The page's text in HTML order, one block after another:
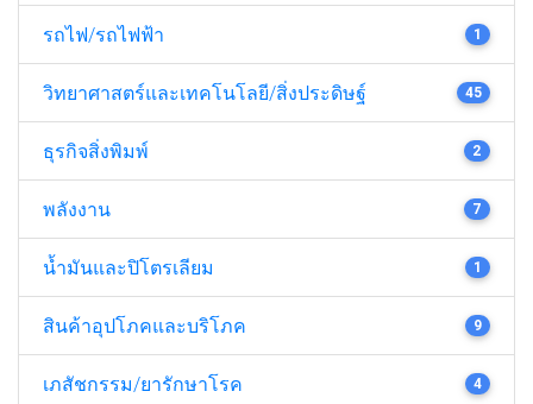
รถไฟ/รถไฟฟ้า 1
วิทยาศาสตร์และเทคโนโลยี/สิ่งประดิษฐ์ 45
ธุรกิจสิ่งพิมพ์ 2
พลังงาน 7
น้ำมันและปิโตรเลียม 1
สินค้าอุปโภคและบริโภค 9
เภสัชกรรม/ยารักษาโรค 4